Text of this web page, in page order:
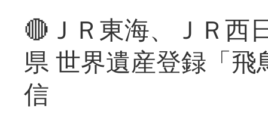
🔴ＪＲ東海、ＪＲ西
県 世界遺産登録「
信